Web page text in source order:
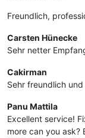
Freundlich,
Carsten Hünecke
Sehr netter
Cakirman
Sehr freundlich und
Panu Mattila
Excellent service!
more can you ask?